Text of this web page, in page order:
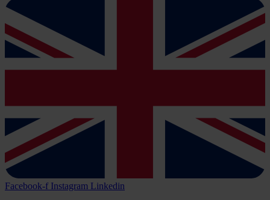
Facebook-f Instagram Linkedin